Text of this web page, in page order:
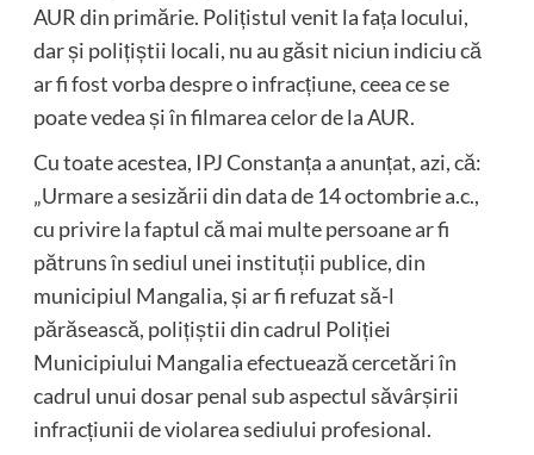
AUR din primărie. Polițistul venit la fața locului,
dar și polițiștii locali, nu au găsit niciun indiciu că
ar fi fost vorba despre o infracțiune, ceea ce se
poate vedea și în filmarea celor de la AUR.
Cu toate acestea, IPJ Constanța a anunțat, azi, că:
„Urmare a sesizării din data de 14 octombrie a.c.,
cu privire la faptul că mai multe persoane ar fi
pătruns în sediul unei instituții publice, din
municipiul Mangalia, și ar fi refuzat să-l
părăsească, polițiștii din cadrul Poliției
Municipiului Mangalia efectuează cercetări în
cadrul unui dosar penal sub aspectul săvârșirii
infracțiunii de violarea sediului profesional.